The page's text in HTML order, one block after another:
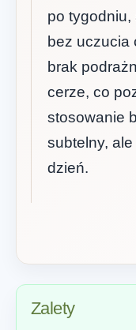
po
bez uczucia
brak
cerze, co
stosowanie
subtelny,
dzień.
Zalety